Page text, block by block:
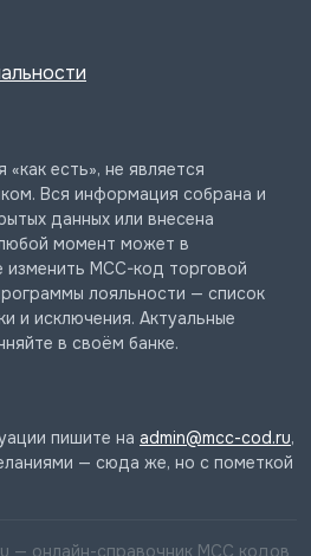
есть», не является
Вся информация собрана и
данных или внесена
момент может в
MCC-код торговой
лояльности — список
и исключения. Актуальные
в своём банке.
пишите на admin@mcc-cod.ru,
— сюда же, но с пометкой
— онлайн-справочник MCC кодов